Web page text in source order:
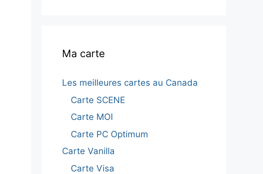
Ma carte
Les meilleures cartes au Canada
Carte SCENE
Carte MOI
Carte PC Optimum
Carte Vanilla
Carte Visa